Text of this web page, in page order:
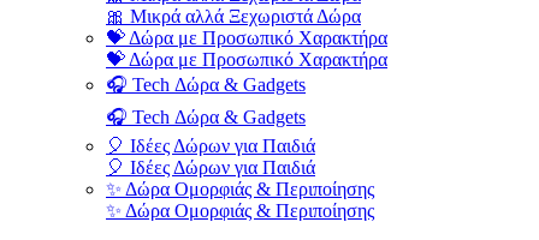
🎀 Μικρά αλλά Ξεχωριστά Δώρα
💝 Δώρα με Προσωπικό Χαρακτήρα
💝 Δώρα με Προσωπικό Χαρακτήρα
🎧 Tech Δώρα & Gadgets
🎧 Tech Δώρα & Gadgets
🎈 Ιδέες Δώρων για Παιδιά
🎈 Ιδέες Δώρων για Παιδιά
✨ Δώρα Ομορφιάς & Περιποίησης
✨ Δώρα Ομορφιάς & Περιποίησης